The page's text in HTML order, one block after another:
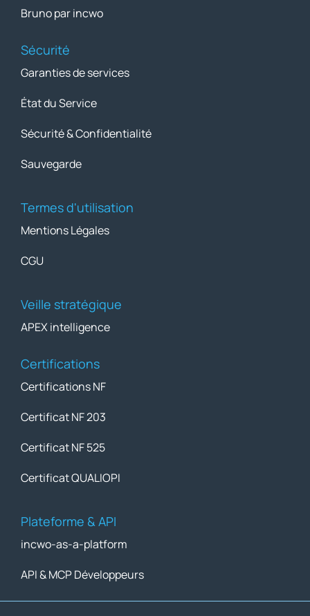
Bruno par incwo
Sécurité
Garanties de services
État du Service
Sécurité & Confidentialité
Sauvegarde
Termes d'utilisation
Mentions Légales
CGU
Veille stratégique
APEX intelligence
Certifications
Certifications NF
Certificat NF 203
Certificat NF 525
Certificat QUALIOPI
Plateforme & API
incwo-as-a-platform
API & MCP Développeurs